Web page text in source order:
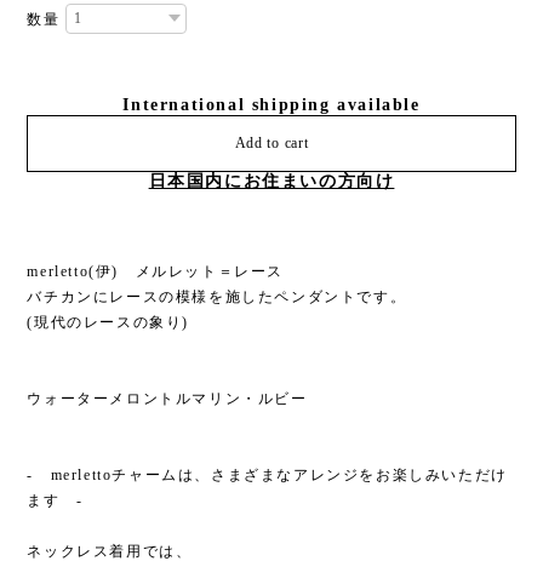
数量
International shipping available
Add to cart
日本国内にお住まいの方向け
merletto(伊) メルレット＝レース
バチカンにレースの模様を施したペンダントです。
(現代のレースの象り)
ウォーターメロントルマリン・ルビー
- merlettoチャームは、さまざまなアレンジをお楽しみいただけ
ます -
ネックレス着用では、